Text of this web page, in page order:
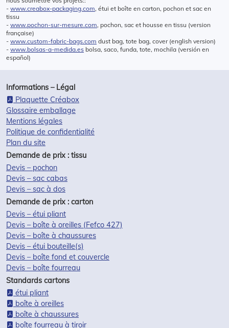
- www.creabox-packaging.com, étui et boîte en carton, pochon et sac en
tissu
- www.pochon-sur-mesure.com, pochon, sac et housse en tissu (version
française)
- www.custom-fabric-bags.com dust bag, tote bag, cover (english version)
- www.bolsas-a-medida.es bolsa, saco, funda, tote, mochila (versión en
español)
Informations – Légal
Plaquette Créabox
Glossaire emballage
Mentions légales
Politique de confidentialité
Plan du site
Demande de prix : tissu
Devis – pochon
Devis – sac cabas
Devis – sac à dos
Demande de prix : carton
Devis – étui pliant
Devis – boîte à oreilles (Fefco 427)
Devis – boîte à chaussures
Devis – étui bouteille(s)
Devis – boîte fond et couvercle
Devis – boîte fourreau
Standards cartons
étui pliant
boîte à oreilles
boîte à chaussures
boîte fourreau à tiroir